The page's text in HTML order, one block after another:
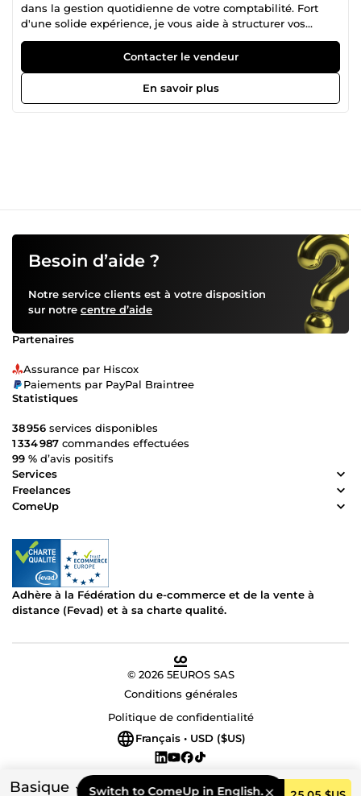
Basique
dans la gestion quotidienne de votre comptabilité. Fort
d'une solide expérience, je vous aide à structurer vos
finances pour que vous puissiez vous concentrer sur votre
cœur de métier. Mes services incluent : Saisie comptable
et tenue des journaux (Achats, Ventes, Banque).
Rapprochements bancaires. Préparation des déclarations
fiscales (TVA, etc.). Classement et archivage numérique de
Contacter le vendeur
En savoir plus
Switch to ComeUp in English.
Besoin d’aide ?
Notre service clients est à votre disposition
sur notre centre d’aide
Partenaires
Assurance par Hiscox
Paiements par PayPal Braintree
Statistiques
38 956 services disponibles
1 334 987 commandes effectuées
99 % d’avis positifs
Services
Freelances
ComeUp
Adhère à la Fédération du e-commerce et de la vente à
distance (Fevad) et à sa charte qualité.
© 2026 5EUROS SAS
Conditions générales
Politique de confidentialité
Français • USD ($US)